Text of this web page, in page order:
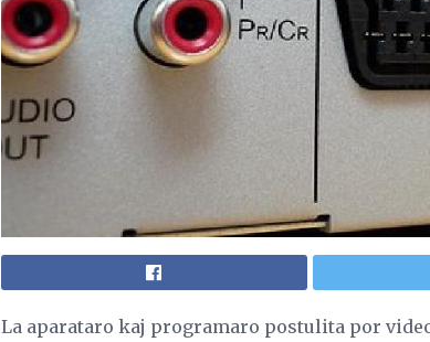
La aparataro kaj programaro postulita por